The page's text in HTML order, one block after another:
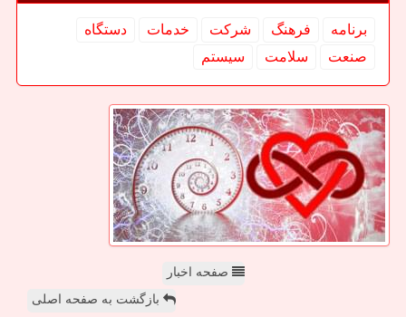
برنامه فرهنگ شركت خدمات
دستگاه
صنعت
سلامت سیستم
صفحه اخبار
بازگشت به صفحه اصلی